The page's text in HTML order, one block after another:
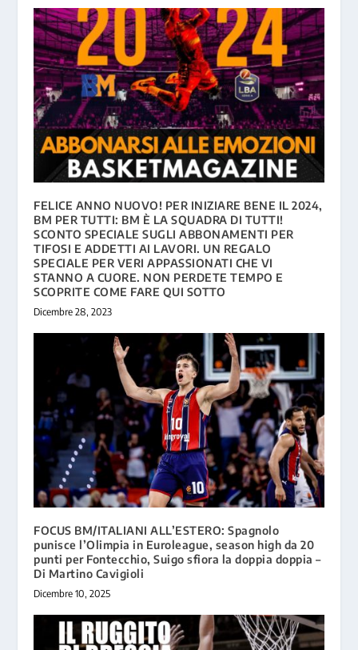
FELICE ANNO NUOVO! PER INIZIARE BENE IL 2024,
BM PER TUTTI: BM È LA SQUADRA DI TUTTI!
SCONTO SPECIALE SUGLI ABBONAMENTI PER
TIFOSI E ADDETTI AI LAVORI. UN REGALO
SPECIALE PER VERI APPASSIONATI CHE VI
STANNO A CUORE. NON PERDETE TEMPO E
SCOPRITE COME FARE QUI SOTTO
Dicembre 28, 2023
FOCUS BM/ITALIANI ALL’ESTERO: Spagnolo
punisce l’Olimpia in Euroleague, season high da 20
punti per Fontecchio, Suigo sfiora la doppia doppia –
Di Martino Cavigioli
Dicembre 10, 2025